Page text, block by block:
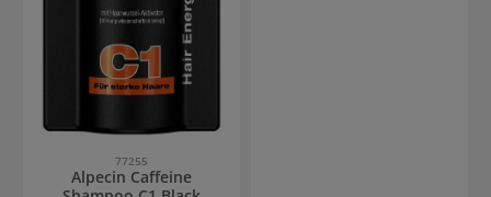
77255
Alpecin Caffeine